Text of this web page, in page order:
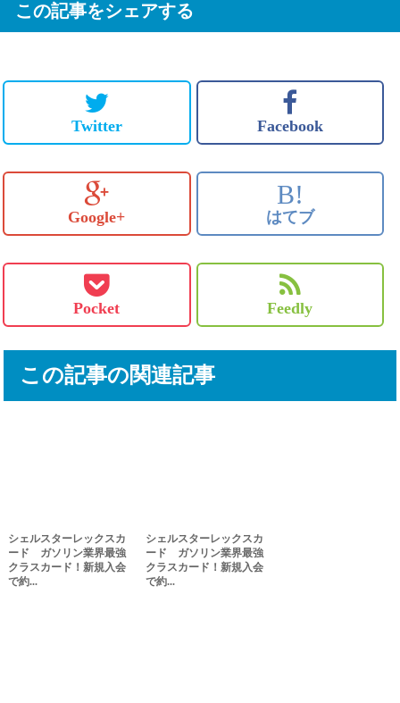
この記事をシェアする
Twitter Facebook
Google+
B!
はてブ
Pocket Feedly
この記事の関連記事
シェルスターレックスカ
ード ガソリン業界最強
クラスカード！新規入会
で約...
シェルスターレックスカ
ード ガソリン業界最強
クラスカード！新規入会
で約...